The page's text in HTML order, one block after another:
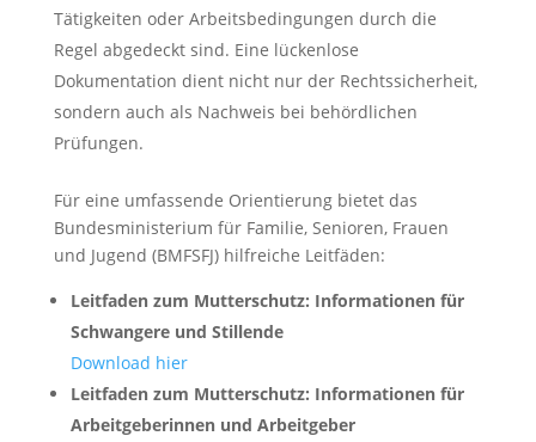
Tätigkeiten oder Arbeitsbedingungen durch die
Regel abgedeckt sind. Eine lückenlose
Dokumentation dient nicht nur der Rechtssicherheit,
sondern auch als Nachweis bei behördlichen
Prüfungen.
Für eine umfassende Orientierung bietet das
Bundesministerium für Familie, Senioren, Frauen
und Jugend (BMFSFJ) hilfreiche Leitfäden:
Leitfaden zum Mutterschutz: Informationen für
Schwangere und Stillende
Download hier
Leitfaden zum Mutterschutz: Informationen für
Arbeitgeberinnen und Arbeitgeber